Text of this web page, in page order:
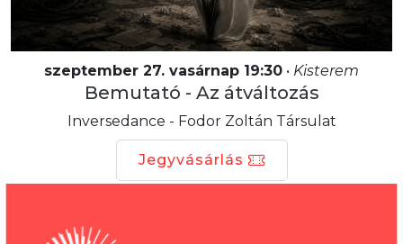
szeptember 27. vasárnap 19:30 • Kisterem
Bemutató - Az átváltozás
Inversedance - Fodor Zoltán Társulat
Jegyvásárlás